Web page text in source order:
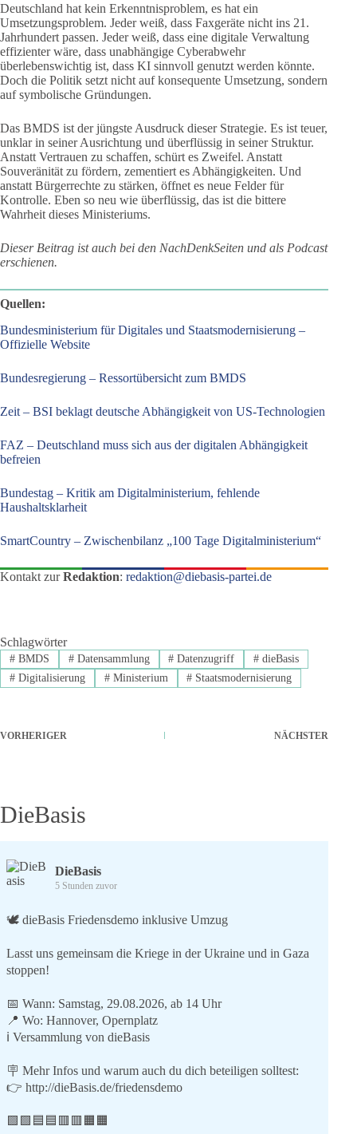
Deutschland hat kein Erkenntnisproblem, es hat ein
Umsetzungsproblem. Jeder weiß, dass Faxgeräte nicht ins 21.
Jahrhundert passen. Jeder weiß, dass eine digitale Verwaltung
effizienter wäre, dass unabhängige Cyberabwehr
überlebenswichtig ist, dass KI sinnvoll genutzt werden könnte.
Doch die Politik setzt nicht auf konsequente Umsetzung, sondern
auf symbolische Gründungen.
Das BMDS ist der jüngste Ausdruck dieser Strategie. Es ist teuer,
unklar in seiner Ausrichtung und überflüssig in seiner Struktur.
Anstatt Vertrauen zu schaffen, schürt es Zweifel. Anstatt
Souveränität zu fördern, zementiert es Abhängigkeiten. Und
anstatt Bürgerrechte zu stärken, öffnet es neue Felder für
Kontrolle. Eben so neu wie überflüssig, das ist die bittere
Wahrheit dieses Ministeriums.
Dieser Beitrag ist auch bei den NachDenkSeiten und als Podcast
erschienen.
Quellen:
Bundesministerium für Digitales und Staatsmodernisierung –
Offizielle Website
Bundesregierung – Ressortübersicht zum BMDS
Zeit – BSI beklagt deutsche Abhängigkeit von US-Technologien
FAZ – Deutschland muss sich aus der digitalen Abhängigkeit
befreien
Bundestag – Kritik am Digitalministerium, fehlende
Haushaltsklarheit
SmartCountry – Zwischenbilanz „100 Tage Digitalministerium“
Kontakt zurRedaktion: redaktion@diebasis-partei.de
Schlagwörter
#BMDS #Datensammlung # Datenzugriff # dieBasis
#Digitalisierung #Ministerium # Staatsmodernisierung
VORHERIGER NÄCHSTER
DieBasis
DieBasis
5 Stunden zuvor
🕊 dieBasis Friedensdemo inklusive Umzug
Lasst uns gemeinsam die Kriege in der Ukraine und in Gaza
stoppen!
📅 Wann: Samstag, 29.08.2026, ab 14 Uhr
📍 Wo: Hannover, Opernplatz
ℹ️ Versammlung von dieBasis
🪧 Mehr Infos und warum auch du dich beteiligen solltest:
👉 http://dieBasis.de/friedensdemo
🟩🟩🟦🟦🟥🟥🟧🟧